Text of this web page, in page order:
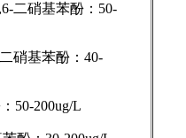
二硝基苯酚：50-
硝基苯酚：40-
50-200ug/L